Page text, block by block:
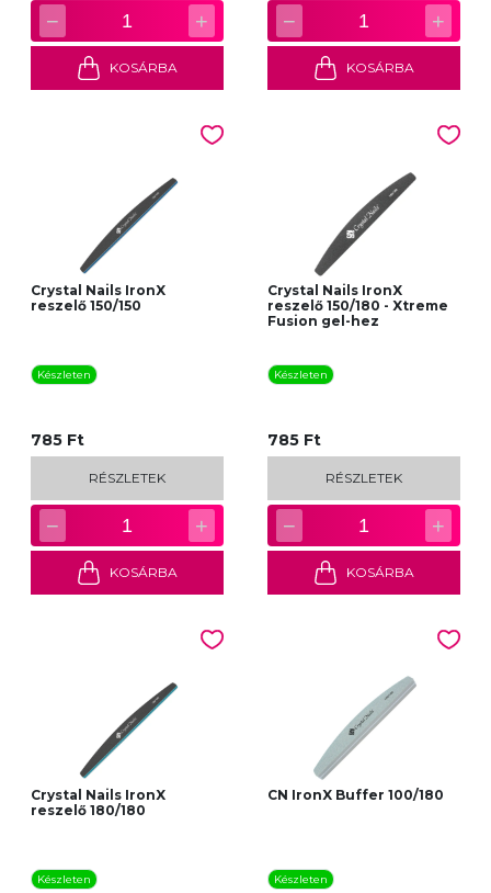
− 1 +
KOSÁRBA
− 1 +
KOSÁRBA
Crystal Nails IronX
reszelő 150/150
Készleten
785 Ft
RÉSZLETEK
− 1 +
KOSÁRBA
Crystal Nails IronX
reszelő 150/180 - Xtreme
Fusion gel-hez
Készleten
785 Ft
RÉSZLETEK
− 1 +
KOSÁRBA
Crystal Nails IronX
reszelő 180/180
Készleten
CN IronX Buffer 100/180
Készleten